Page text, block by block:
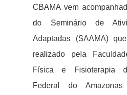
CBAMA vem
do Seminário de
Adaptadas (SAAMA)
realizado pela
Física e Fisioterapia
Federal do